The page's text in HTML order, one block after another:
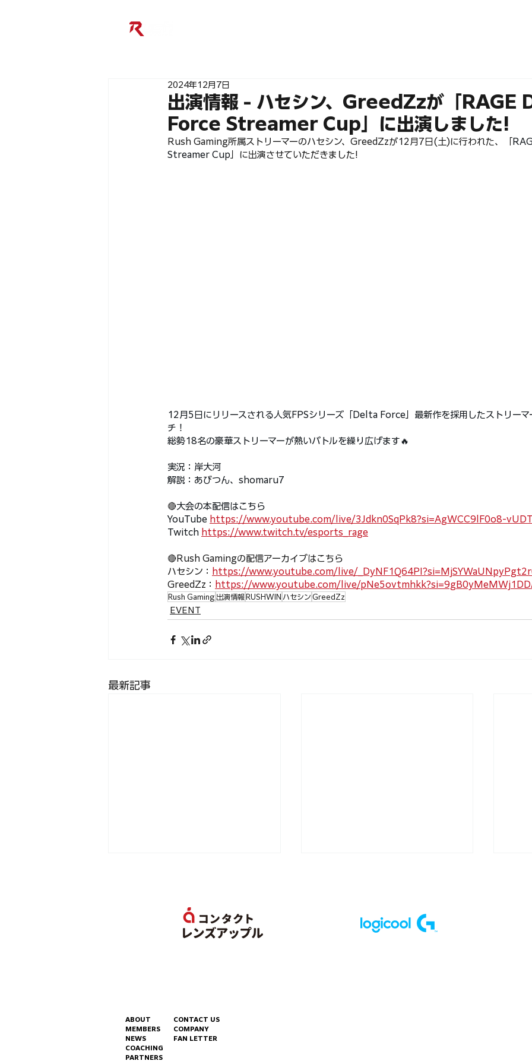
出演情報 - ハセシン、GreedZzが「RAGE
Force Streamer Cup」に出演しました!
2024年12月7日
Rush Gaming所属ストリーマーのハセシン、GreedZzが12月7日(土)に行われた、「
Streamer Cup 」に出演させていただきました!
12月5日にリリースされる人気FPSシリーズ「Delta Force」最新作を採用したストリーマ
チ！
総勢18名の豪華ストリーマーが熱いバトルを繰り広げます🔥
実況：岸大河
解説：あびつん、shomaru7
🔴大会の本配信はこちら
YouTube https://www.youtube.com/live/3Jdkn0SqPk8?si=AgWCC9lF0o8-vUDT
Twitch https://www.twitch.tv/esports_rage
🔴Rush Gamingの配信アーカイブはこちら
ハセシン：
https://www.youtube.com/live/
GreedZz：
https://www.youtube.com/live/
Rush Gaming 出演情報 RUSHWIN ハセシン GreedZz
EVENT
最新記事
『ASGS』」に出場します！
ABOUT
MEMBERS
NEWS
COACHING
PARTNERS
CONTACT US
COMPANY
FAN LETTER